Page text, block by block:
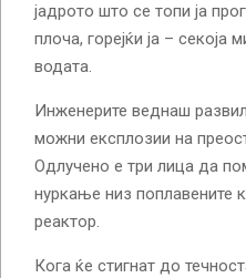
јадрото што се топи ја
плоча, горејќи ја –
водата.
Инженерите веднаш
можни експлозии на
Одлучено е три лица да
нуркање низ поплавените
реактор.
Кога ќе стигнат до